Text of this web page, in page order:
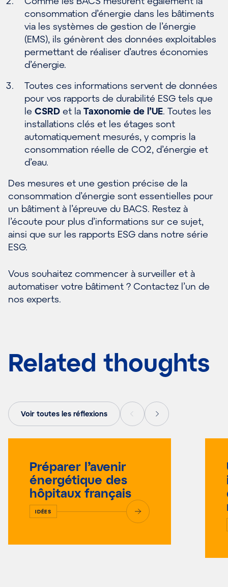
consommation d’énergie dans les bâtiments
via les systèmes de gestion de l’énergie
(EMS), ils génèrent des données exploitables
permettant de réaliser d’autres économies
d’énergie.
Toutes ces informations servent de données
pour vos rapports de durabilité ESG tels que
le CSRD et la Taxonomie de l’UE. Toutes les
installations clés et les étages sont
automatiquement mesurés, y compris la
consommation réelle de CO2, d’énergie et
d’eau.
Des mesures et une gestion précise de la
consommation d’énergie sont essentielles pour
un bâtiment à l’épreuve du BACS. Restez à
l’écoute pour plus d’informations sur ce sujet,
ainsi que sur les rapports ESG dans notre série
ESG.
Vous souhaitez commencer à surveiller et à
automatiser votre bâtiment ? Contactez l’un de
nos experts.
Related thoughts
Voir toutes les réflexions
Préparer l’avenir
énergétique des
hôpitaux français
IDÉES